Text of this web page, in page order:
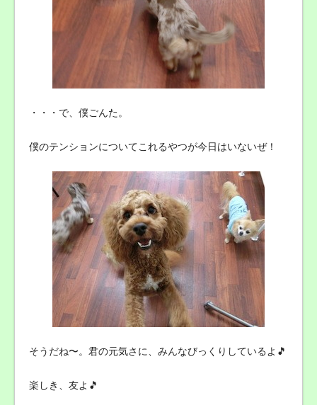
・・・で、僕ごんた。
僕のテンションについてこれるやつが今日はいないぜ！
そうだね〜。君の元気さに、みんなびっくりしているよ🎵
楽しき、友よ🎵